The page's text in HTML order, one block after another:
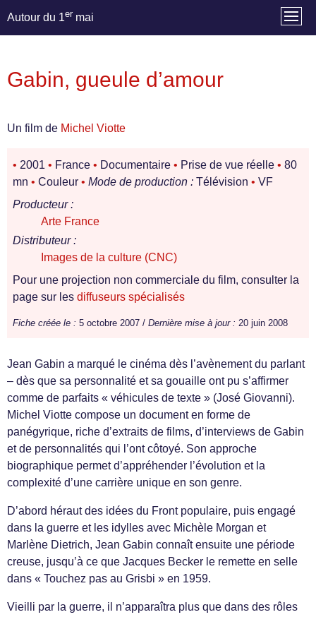
Autour du 1er mai
Gabin, gueule d’amour
Un film de Michel Viotte
• 2001 • France • Documentaire • Prise de vue réelle • 80
mn • Couleur • Mode de production : Télévision • VF
Producteur :
Arte France
Distributeur :
Images de la culture (CNC)
Pour une projection non commerciale du film, consulter la
page sur les diffuseurs spécialisés
Fiche créée le : 5 octobre 2007 / Dernière mise à jour : 20 juin 2008
Jean Gabin a marqué le cinéma dès l’avènement du parlant
– dès que sa personnalité et sa gouaille ont pu s’affirmer
comme de parfaits « véhicules de texte » (José Giovanni).
Michel Viotte compose un document en forme de
panégyrique, riche d’extraits de films, d’interviews de Gabin
et de personnalités qui l’ont côtoyé. Son approche
biographique permet d’appréhender l’évolution et la
complexité d’une carrière unique en son genre.
D’abord héraut des idées du Front populaire, puis engagé
dans la guerre et les idylles avec Michèle Morgan et
Marlène Dietrich, Jean Gabin connaît ensuite une période
creuse, jusqu’à ce que Jacques Becker le remette en selle
dans « Touchez pas au Grisbi » en 1959.
Vieilli par la guerre, il n’apparaîtra plus que dans des rôles